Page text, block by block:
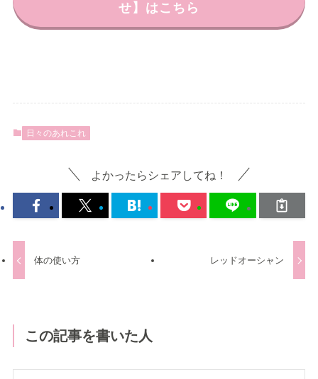
せ】はこちら
日々のあれこれ
よかったらシェアしてね！
体の使い方 レッドオーシャン
この記事を書いた人